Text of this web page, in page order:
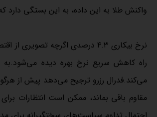
واکنش طلا به این داده، به این بستگی دارد که
نرخ بیکاری ۴.۳ درصدی اگرچه
راه کاهش سریع نرخ بهره دیده می‌شود.به
می‌کند.فدرال رزرو ترجیح می‌دهد پیش از
مقاوم باقی بماند، ممکن است انتظارات